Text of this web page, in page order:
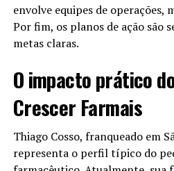
Jack Ma
“Se você não desistir, ainda tem
Essa filosofia explica sua
Mais do que números, fala de
Portanto, persistir foi uma
envolve equipes de operações,
Por fim, os planos de ação são
metas claras.
O impacto prático
Crescer Farmais
Thiago Cosso, franqueado em
representa o perfil típico do